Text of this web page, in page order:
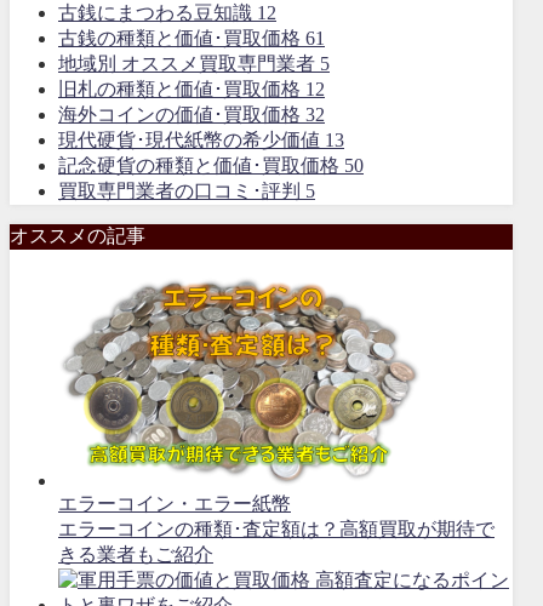
古銭にまつわる豆知識 12
古銭の種類と価値･買取価格 61
地域別 オススメ買取専門業者 5
旧札の種類と価値･買取価格 12
海外コインの価値･買取価格 32
現代硬貨･現代紙幣の希少価値 13
記念硬貨の種類と価値･買取価格 50
買取専門業者の口コミ･評判 5
オススメの記事
エラーコイン・エラー紙幣
エラーコインの種類･査定額は？高額買取が期待で
きる業者もご紹介